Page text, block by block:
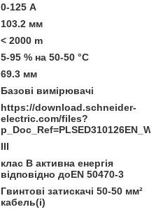
0-125 А
103.2 мм
< 2000 m
5-95 % на 50-50 °C
69.3 мм
Базові вимірювачі
https://download.schneider-
electric.com/files?
ІІІ
клас B активна енергія
відповідно доEN 50470-3
Гвинтові затискачі 50-50 мм²
кабель(і)